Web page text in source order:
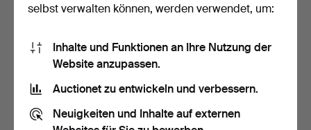
HERRENARMBANDSUR,
Gehäuse 14 Karat Gold au…
Beendet 12. Okt 2017
6 Gebote
HERRENUHR, Gold 14k auf
Stahl, Omega Seast…
23 Gebote
selbst verwalten können, werden verwendet, um:
Inhalte und Funktionen an Ihre Nutzung der
Website anzupassen.
Auctionet zu entwickeln und verbessern.
Neuigkeiten und Inhalte auf externen